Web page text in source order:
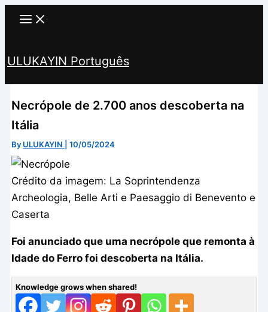
Skip
ULUKAYIN Português
Necrópole de 2.700 anos descoberta na
Itália
By ULUKAYIN |10/05/2024
Crédito da imagem: La Soprintendenza
Archeologia, Belle Arti e Paesaggio di Benevento e
Caserta
Foi anunciado que uma necrópole que remonta à
Idade do Ferro foi descoberta na Itália.
Knowledge grows when shared!